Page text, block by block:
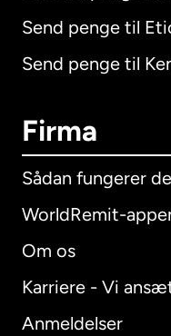
Send penge til
Send penge til
Firma
Sådan fungerer
WorldRemit-
Om os
Karriere - Vi
Anmeldelser